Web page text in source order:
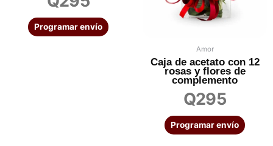
Programar envío
Amor
Caja de acetato con 12
rosas y flores de
complemento
Q295
Programar envío